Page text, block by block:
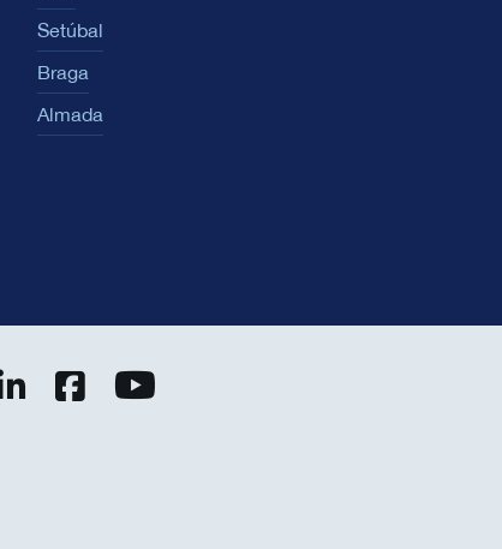
Setúbal
Braga
Almada